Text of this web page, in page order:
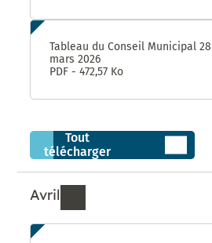
Tableau du Conseil Municipal 28
mars 2026
PDF - 472,57 Ko
Tout
télécharger
Avril
Ressources de Avril 2026